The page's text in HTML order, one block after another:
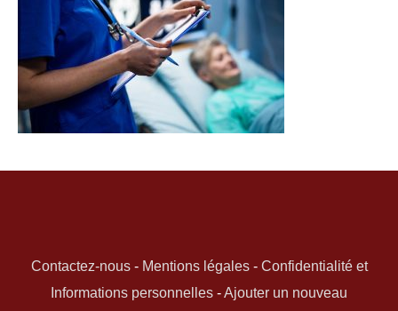
Contactez-nous- Mentions légales- Confidentialité et
Informations personnelles -Ajouter un nouveau